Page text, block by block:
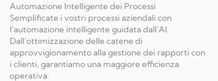
Automazione Intelligente dei Processi
Semplificate i vostri processi aziendali con
l’automazione intelligente guidata dall’AI.
Dall’ottimizzazione delle catene di
approvvigionamento alla gestione dei rapporti con
i clienti, garantiamo una maggiore efficienza
operativa.